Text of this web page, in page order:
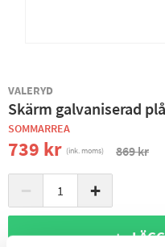
VALERYD
Skärm galvaniserad
SOMMARREA
739 kr (ink. moms) 869 kr
− +
+